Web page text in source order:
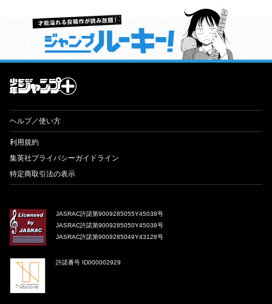
才能溢れる投稿作が読み放題！ ジャンプルーキー！
ヘルプ／使い方
利用規約
集英社プライバシーガイドライン
特定商取引法の表示
JASRAC許諾第9009285055Y45038号
JASRAC許諾第9009285050Y45038号
JASRAC許諾第9009285049Y43128号
許諾番号 ID000002929